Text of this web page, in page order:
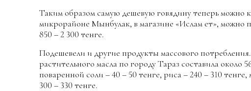
Таким образом самую дешевую говядину теперь можно
микрорайоне Мынбулак, в магазине «Ислам ет», можно
850 – 2 300 тенге.
Подешевели и другие продукты массового
растительного масла по городу Тараз составила около
поваренной соли – 40 – 50 тенге, риса – 240 – 310
300 – 330 тенге.